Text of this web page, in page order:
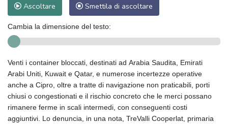
Ascoltare Smettila di ascoltare
Cambia la dimensione del testo:
Venti i container bloccati, destinati ad Arabia Saudita, Emirati
Arabi Uniti, Kuwait e Qatar, e numerose incertezze operative
anche a Cipro, oltre a tratte di navigazione non praticabili, porti
chiusi o congestionati e il rischio concreto che le merci possano
rimanere ferme in scali intermedi, con conseguenti costi
aggiuntivi. Lo denuncia, in una nota, TreValli Cooperlat, primaria